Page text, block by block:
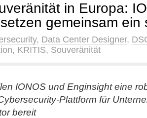
in Europa:
gemeinsam ein
, Data Center Designer,
, KRITIS, Souveränität
IONOS und Enginsight eine
Plattform für
bereit